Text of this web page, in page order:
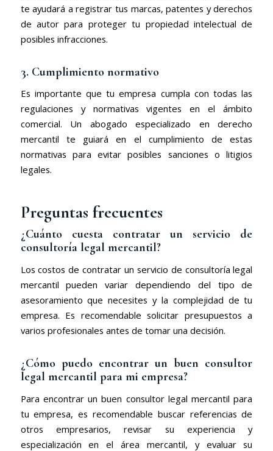
te ayudará a registrar tus marcas, patentes y derechos
de autor para proteger tu propiedad intelectual de
posibles infracciones.
3. Cumplimiento normativo
Es importante que tu empresa cumpla con todas las
regulaciones y normativas vigentes en el ámbito
comercial. Un abogado especializado en derecho
mercantil te guiará en el cumplimiento de estas
normativas para evitar posibles sanciones o litigios
legales.
Preguntas frecuentes
¿Cuánto cuesta contratar un servicio de
consultoría legal mercantil?
Los costos de contratar un servicio de consultoría legal
mercantil pueden variar dependiendo del tipo de
asesoramiento que necesites y la complejidad de tu
empresa. Es recomendable solicitar presupuestos a
varios profesionales antes de tomar una decisión.
¿Cómo puedo encontrar un buen consultor
legal mercantil para mi empresa?
Para encontrar un buen consultor legal mercantil para
tu empresa, es recomendable buscar referencias de
otros empresarios, revisar su experiencia y
especialización en el área mercantil, y evaluar su